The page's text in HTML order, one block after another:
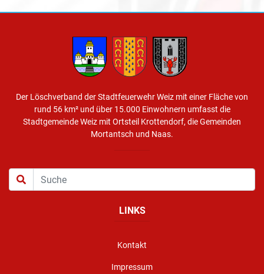
Der Löschverband der Stadtfeuerwehr Weiz mit einer Fläche von
rund 56 km² und über 15.000 Einwohnern umfasst die
Stadtgemeinde Weiz mit Ortsteil Krottendorf, die Gemeinden
Mortantsch und Naas.
LINKS
Kontakt
Impressum